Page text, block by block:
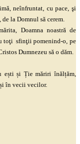
neînfruntat, cu pace,şi
la Domnul să cerem.
Doamna noastră de
toţi sfinţiipomenind-o, pe
Dumnezeu să o dăm.
ești și Ție măriri înălțăm,
în vecii vecilor.